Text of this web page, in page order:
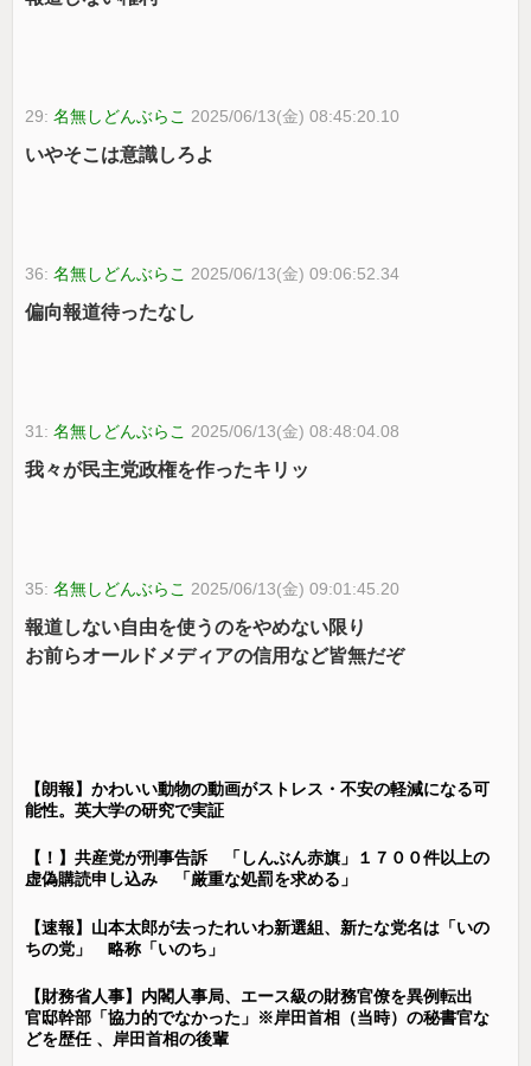
29:名無しどんぶらこ 2025/06/13(金) 08:45:20.10
いやそこは意識しろよ
36:名無しどんぶらこ 2025/06/13(金) 09:06:52.34
偏向報道待ったなし
31:名無しどんぶらこ 2025/06/13(金) 08:48:04.08
我々が民主党政権を作ったキリッ
35:名無しどんぶらこ 2025/06/13(金) 09:01:45.20
報道しない自由を使うのをやめない限り
お前らオールドメディアの信用など皆無だぞ
【朗報】かわいい動物の動画がストレス・不安の軽減になる可
能性。英大学の研究で実証
【！】共産党が刑事告訴 「しんぶん赤旗」１７００件以上の
虚偽購読申し込み 「厳重な処罰を求める」
【速報】山本太郎が去ったれいわ新選組、新たな党名は「いの
ちの党」 略称「いのち」
【財務省人事】内閣人事局、エース級の財務官僚を異例転出
官邸幹部「協力的でなかった」※岸田首相（当時）の秘書官な
どを歴任 、岸田首相の後輩